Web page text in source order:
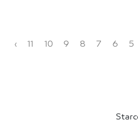
5
6
7
8
9
10
›